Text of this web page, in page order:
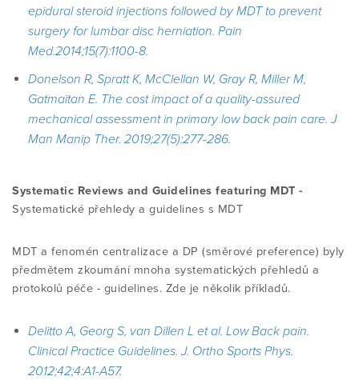
epidural steroid injections followed by MDT to prevent
surgery for lumbar disc herniation. Pain
Med.2014;15(7):1100-8.
Donelson R, Spratt K, McClellan W, Gray R, Miller M,
Gatmaitan E. The cost impact of a quality-assured
mechanical assessment in primary low back pain care. J
Man Manip Ther. 2019;27(5):277-286.
Systematic Reviews and Guidelines featuring MDT -
Systematické přehledy a guidelines s MDT
MDT a fenomén centralizace a DP (směrové preference) byly
předmětem zkoumání mnoha systematických přehledů a
protokolů péče - guidelines. Zde je několik příkladů.
Delitto A, Georg S, van Dillen L et al. Low Back pain.
Clinical Practice Guidelines. J. Ortho Sports Phys.
2012;42;4:A1-A57.